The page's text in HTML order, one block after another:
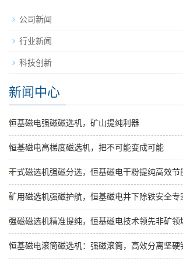
公司新闻
行业新闻
科技创新
新闻中心
恒基磁电强磁磁选机，矿山提纯利器
恒基磁电高梯度磁选机，把不可能变成可能
干式磁选机强磁分选，恒基磁电干粉提纯高效节
矿用磁选机强磁护航，恒基磁电井下除铁安全专
强磁磁选机精准提纯，恒基磁电技术领先非矿领
恒基磁电滚筒磁选机：强磁滚筒，高效分离坚硬